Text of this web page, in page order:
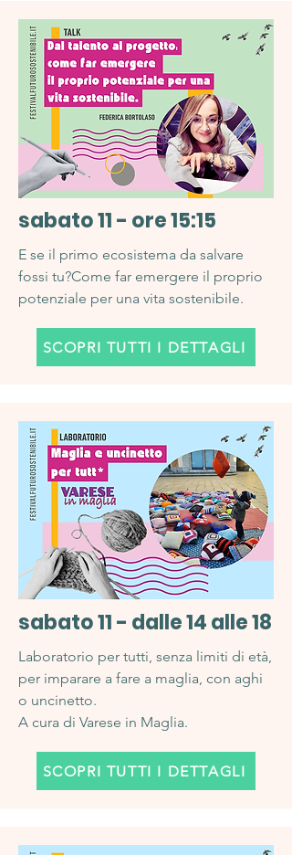
sabato 11 - ore 15:15
E se il primo ecosistema da salvare
fossi tu?Come far emergere il proprio
potenziale per una vita sostenibile.
SCOPRI TUTTI I DETTAGLI
sabato 11 - dalle 14 alle 18
Laboratorio per tutti, senza limiti di età,
per imparare a fare a maglia, con aghi
o uncinetto.
A cura di Varese in Maglia.
SCOPRI TUTTI I DETTAGLI